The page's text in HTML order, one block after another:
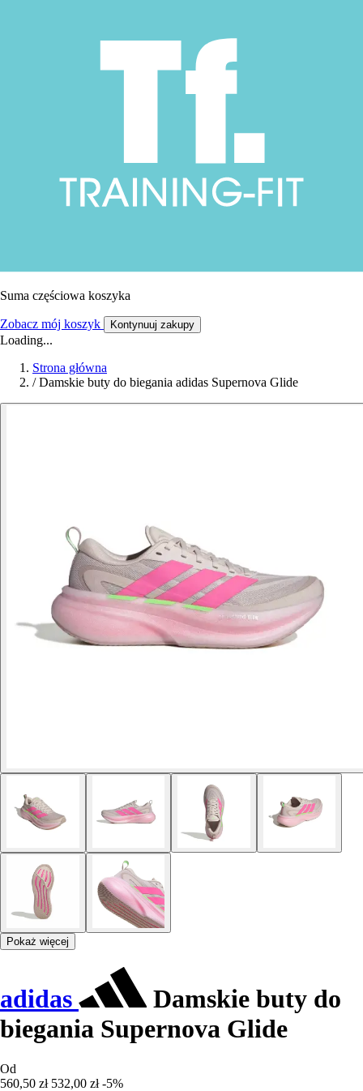
Suma częściowa koszyka
Zobacz mój koszyk Kontynuuj zakupy
Loading...
Strona główna
/ Damskie buty do biegania adidas Supernova Glide
Pokaż więcej
adidas
Damskie buty do
biegania Supernova Glide
Od
560,50 zł 532,00 zł -5%